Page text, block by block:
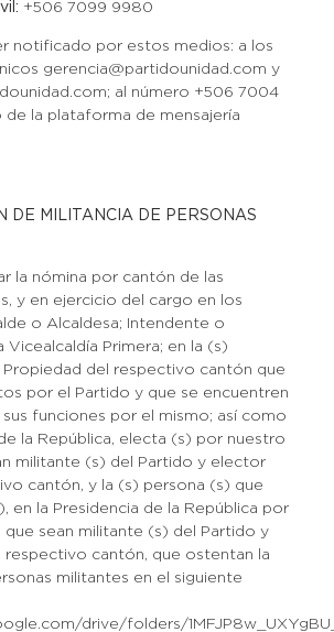
+506 7099 9980
notificado por estos medios: a los
gerencia@partidounidad.com y
al número +506 7004
la plataforma de mensajería
DE MILITANCIA DE PERSONAS
la nómina por cantón de las
y en ejercicio del cargo en los
o Alcaldesa; Intendente o
Vicealcaldía Primera; en la (s)
Propiedad del respectivo cantón que
por el Partido y que se encuentren
funciones por el mismo; así como
la República, electa (s) por nuestro
militante (s) del Partido y elector
cantón, y la (s) persona (s) que
en la Presidencia de la República por
que sean militante (s) del Partido y
cantón, que ostentan la
militantes en el siguiente
drive/folders/